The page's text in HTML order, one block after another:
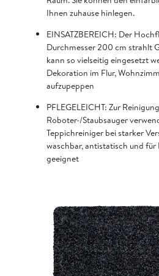
Ihnen zuhause hinlegen.
EINSATZBEREICH: Der
Durchmesser 200 cm strahlt
kann so vielseitig eingesetzt
Dekoration im Flur,
aufzupeppen
PFLEGELEICHT: Zur
Roboter-/Staubsauger
Teppichreiniger bei starker
waschbar, antistatisch und
geeignet